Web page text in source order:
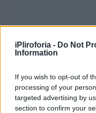
iPliroforia - Do Not
Information
If you wish to opt-out of
processing of your
targeted advertising by
section to confirm your